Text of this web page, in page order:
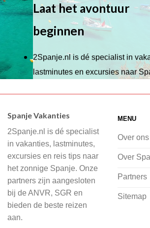
Laat het avontuur
beginnen
2Spanje.nl is dé specialist in
lastminutes en excursies naar
Wij hebben een breed scala aan
of je nu wilt relaxen op het strand,
cultuur wilt ontdekken of avontuur
in de natuur.
Bij 2Spanje.nl begint de voorpret
voordat je het vliegtuig instapt,
inspiratie op te doen over dit
Spanje Vakanties
2Spanje.nl is dé specialist
in vakanties, lastminutes,
excursies en reis tips naar
het zonnige Spanje. Onze
partners zijn aangesloten
bij de ANVR, SGR en
bieden de beste reizen
aan.
MENU
Over ons
Over
Partners
Sitemap